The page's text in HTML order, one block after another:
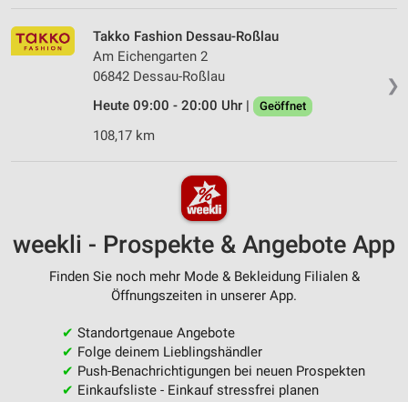
❯
Takko Fashion Dessau-Roßlau
Am Eichengarten 2
06842 Dessau-Roßlau
Heute 09:00 - 20:00 Uhr |
Geöffnet
108,17 km
weekli - Prospekte & Angebote App
Finden Sie noch mehr Mode & Bekleidung Filialen &
Öffnungszeiten in unserer App.
✔ Standortgenaue Angebote
✔ Folge deinem Lieblingshändler
✔ Push-Benachrichtigungen bei neuen Prospekten
✔ Einkaufsliste - Einkauf stressfrei planen